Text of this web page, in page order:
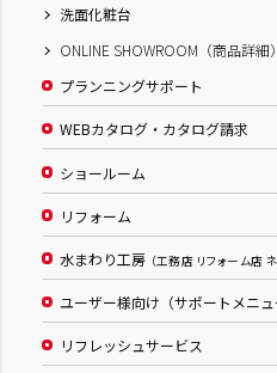
洗面化粧台
ONLINE SHOWROOM（商品詳細）
プランニングサポート
WEBカタログ・カタログ請求
ショールーム
リフォーム
水まわり工房 （工務店 リフォーム店
ユーザー様向け（サポートメニュ
リフレッシュサービス